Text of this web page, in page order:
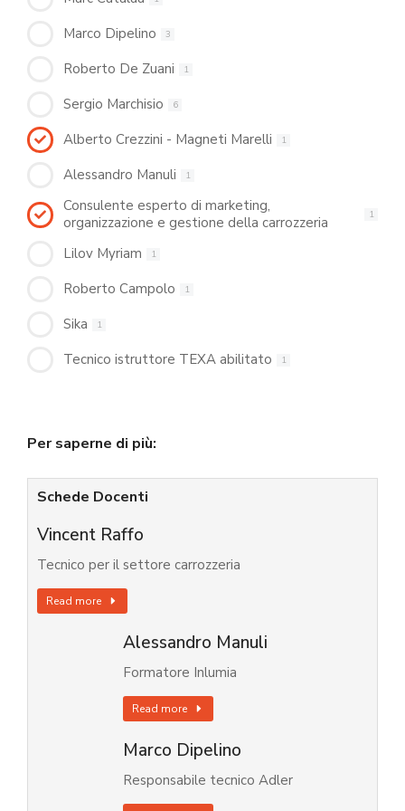
Marco Dipelino 3
Roberto De Zuani 1
Sergio Marchisio 6
Alberto Crezzini - Magneti Marelli 1
Alessandro Manuli 1
Consulente esperto di marketing,
organizzazione e gestione della carrozzeria
1
Lilov Myriam 1
Roberto Campolo 1
Sika 1
Tecnico istruttore TEXA abilitato 1
Per saperne di più:
Schede Docenti
Vincent Raffo
Tecnico per il settore carrozzeria
Read more
Alessandro Manuli
Formatore Inlumia
Read more
Marco Dipelino
Responsabile tecnico Adler